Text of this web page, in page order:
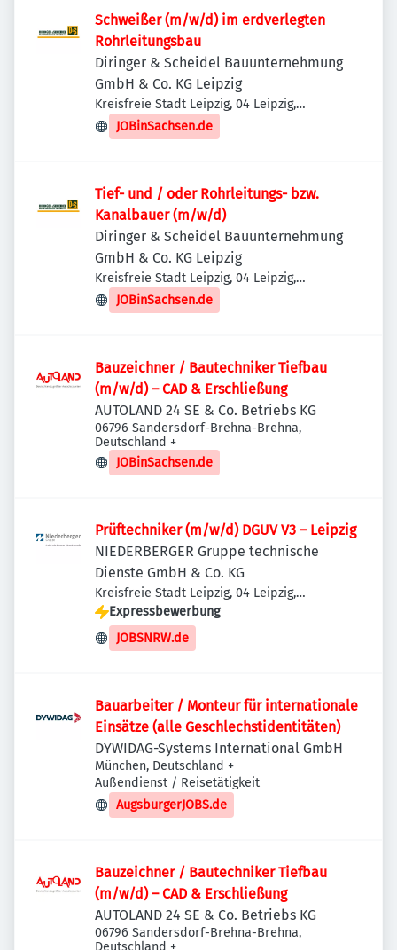
Schweißer (m/w/d) im erdverlegten
Rohrleitungsbau
Diringer & Scheidel Bauunternehmung
GmbH & Co. KG Leipzig
Kreisfreie Stadt Leipzig, 04 Leipzig,
Deutschland
JOBinSachsen.de
Tief- und / oder Rohrleitungs- bzw.
Kanalbauer (m/w/d)
Diringer & Scheidel Bauunternehmung
GmbH & Co. KG Leipzig
Kreisfreie Stadt Leipzig, 04 Leipzig,
Deutschland
JOBinSachsen.de
Bauzeichner / Bautechniker Tiefbau
(m/w/d) – CAD & Erschließung
AUTOLAND 24 SE & Co. Betriebs KG
06796 Sandersdorf-Brehna-Brehna,
Deutschland +
JOBinSachsen.de
Prüftechniker (m/w/d) DGUV V3 – Leipzig
NIEDERBERGER Gruppe technische
Dienste GmbH & Co. KG
Kreisfreie Stadt Leipzig, 04 Leipzig,
Deutschland
Expressbewerbung
JOBSNRW.de
Bauarbeiter / Monteur für internationale
Einsätze (alle Geschlechstidentitäten)
DYWIDAG-Systems International GmbH
München, Deutschland +
Außendienst / Reisetätigkeit
AugsburgerJOBS.de
Bauzeichner / Bautechniker Tiefbau
(m/w/d) – CAD & Erschließung
AUTOLAND 24 SE & Co. Betriebs KG
06796 Sandersdorf-Brehna-Brehna,
Deutschland +